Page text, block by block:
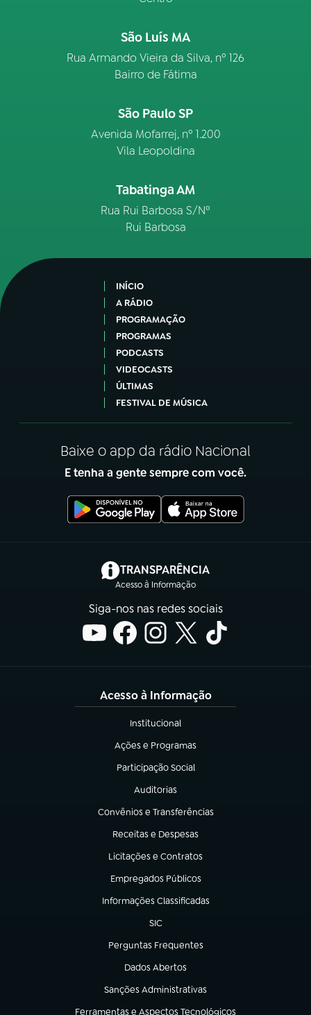
São Luís MA
Rua Armando Vieira da Silva, nº 126
Bairro de Fátima
São Paulo SP
Avenida Mofarrej, nº 1.200
Vila Leopoldina
Tabatinga AM
Rua Rui Barbosa S/Nº
Rui Barbosa
INÍCIO
A RÁDIO
PROGRAMAÇÃO
PROGRAMAS
PODCASTS
VIDEOCASTS
ÚLTIMAS
FESTIVAL DE MÚSICA
Baixe o app da rádio Nacional
E tenha a gente sempre com você.
TRANSPARÊNCIA
Acesso à Informação
(abre em nova aba)
Siga-nos nas redes sociais
Acesso à Informação
Institucional
(abre em nova aba)
Ações e Programas
(abre em nova aba)
Participação Social
(abre em nova aba)
Auditorias
(abre em nova aba)
Convênios e Transferências
(abre em nova aba)
Receitas e Despesas
(abre em nova aba)
Licitações e Contratos
(abre em nova aba)
Empregados Públicos
(abre em nova aba)
Informações Classificadas
(abre em nova aba)
SIC
(abre em nova aba)
Perguntas Frequentes
(abre em nova aba)
Dados Abertos
(abre em nova aba)
Sanções Administrativas
(abre em nova aba)
Ferramentas e Aspectos Tecnológicos